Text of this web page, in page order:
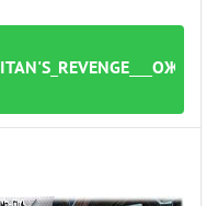
Название файла: Revived_Legends__Titan's_Revenge___Ожившие_легенды__Месть_титанов_[Ru]_Unofficial_[Collector's_Edition___Коллекционное_издание].torrent